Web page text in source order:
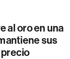
al oro en una
sus